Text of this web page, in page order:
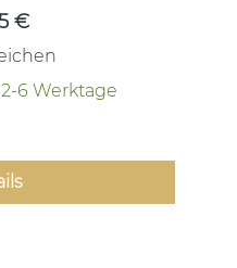
€
6 Werktage